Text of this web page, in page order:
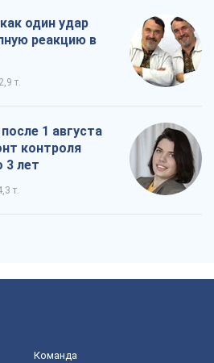
один удар
реакцию в
2,9 т.
1 августа
контроля
3 лет
т.
Команда